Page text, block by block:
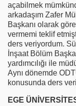
açabilmek
arkadaşım Zafer
Başkanı olarak
vermemi teklif
ders veriyordum.
İnşaat Bölüm
yardımcılığı ile
Aynı dönemde
konusunda ders
EGE